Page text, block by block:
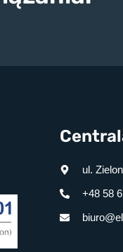
ul.
+48 58